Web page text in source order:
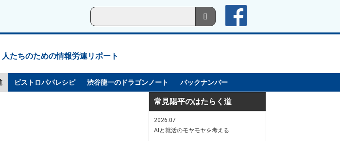
人たちのための情報労連リポート
ビストロパパレシピ 渋谷龍一のドラゴンノート バックナンバー
常見陽平のはたらく道
2026.07
AIと就活のモヤモヤを考える